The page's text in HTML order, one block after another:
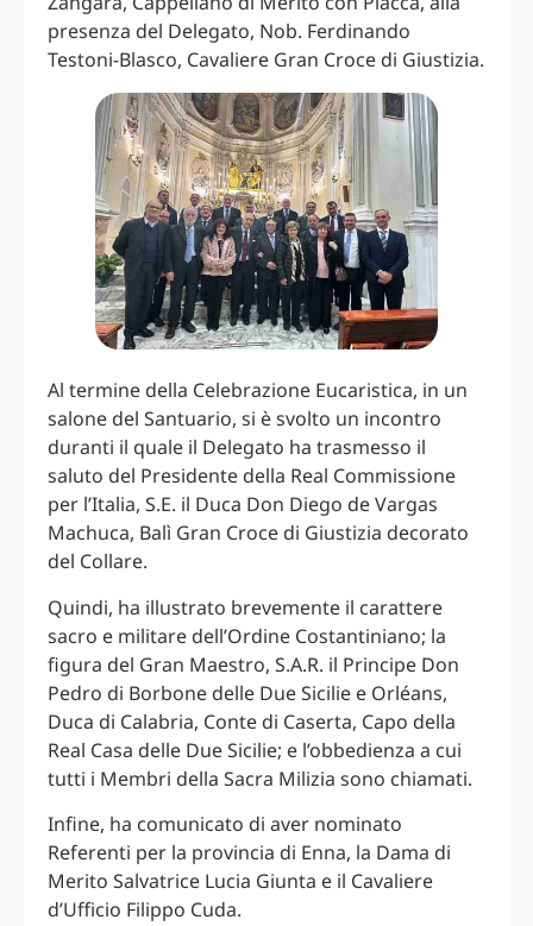
presenza del Delegato, Nob. Ferdinando
Testoni-Blasco, Cavaliere Gran Croce di Giustizia.
Al termine della Celebrazione Eucaristica, in un
salone del Santuario, si è svolto un incontro
duranti il quale il Delegato ha trasmesso il
saluto del Presidente della Real Commissione
per l’Italia, S.E. il Duca Don Diego de Vargas
Machuca, Balì Gran Croce di Giustizia decorato
del Collare.
Quindi, ha illustrato brevemente il carattere
sacro e militare dell’Ordine Costantiniano; la
figura del Gran Maestro, S.A.R. il Principe Don
Pedro di Borbone delle Due Sicilie e Orléans,
Duca di Calabria, Conte di Caserta, Capo della
Real Casa delle Due Sicilie; e l’obbedienza a cui
tutti i Membri della Sacra Milizia sono chiamati.
Infine, ha comunicato di aver nominato
Referenti per la provincia di Enna, la Dama di
Merito Salvatrice Lucia Giunta e il Cavaliere
d’Ufficio Filippo Cuda.